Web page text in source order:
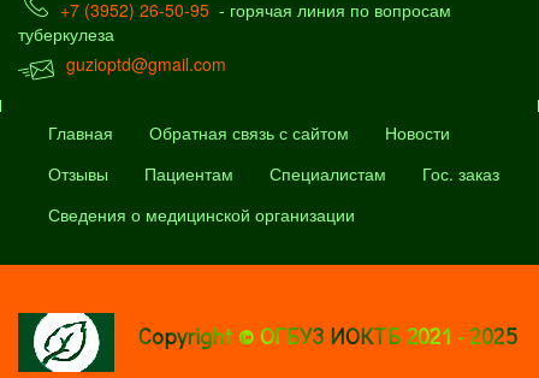
+7 (3952) 26-50-95 - горячая линия по вопросам
туберкулеза
guzioptd@gmail.com
Главная Обратная связь с сайтом
Новости
Отзывы
Пациентам Специалистам
Гос. заказ
Сведения о медицинской организации
Copyright © ОГБУЗ ИОКТБ 2021 - 2025